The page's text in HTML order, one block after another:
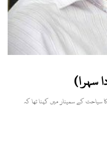
سہرا)
سیاحت کے سمینار میں کہنا تھا کہ